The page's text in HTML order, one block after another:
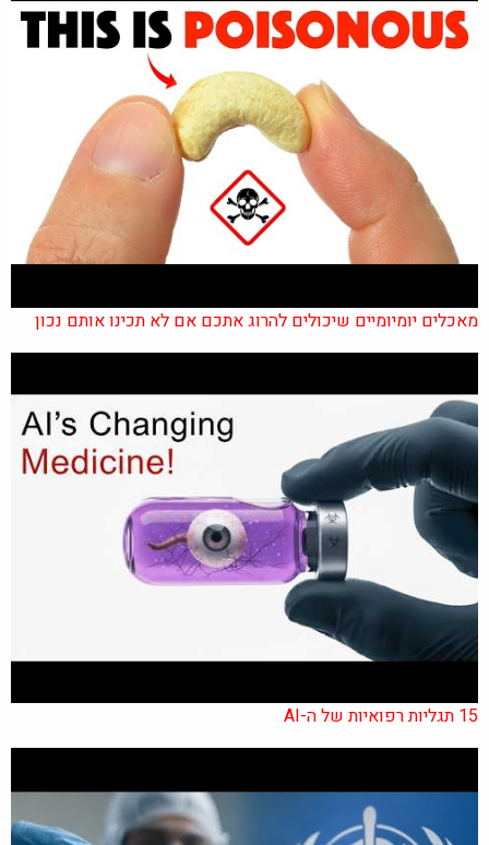
מאכלים יומיומיים שיכולים להרוג אתכם אם לא תכינו אותם נכון
15 תגליות רפואיות של ה-AI